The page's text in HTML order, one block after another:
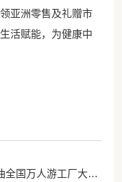
亚洲零售及礼赠市
活赋能，为健康中